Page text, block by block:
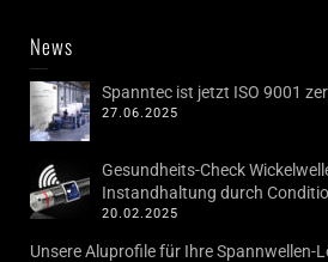
News
Spanntec ist jetzt ISO 9001
27.06.2025
Gesundheits-Check
Instandhaltung durch
20.02.2025
Unsere Aluprofile für Ihre Spannwellen-